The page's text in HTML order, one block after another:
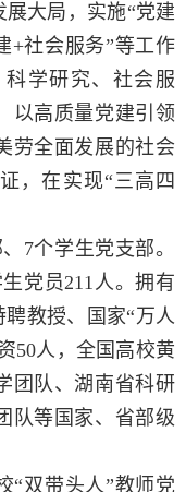
展大局 ， 实施“党建
+社会服务”等工作
学研究、社会服
以高质量党建引领
劳全面发展的社会
，在实现“三高四
7个学生党支部。
党员211人。拥有
教授、国家“万人
50人，全国高校黄
团队、湖南省科研
队等国家、省部级
“双带头人”教师党